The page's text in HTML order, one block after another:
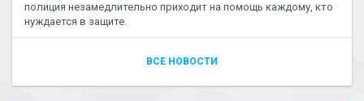
полиция незамедлительно приходит на помощь каждому, кто
нуждается в защите.
ВСЕ НОВОСТИ